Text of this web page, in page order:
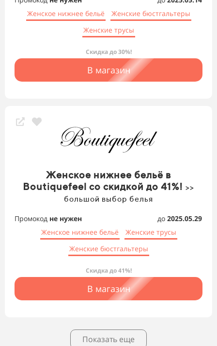
Женское нижнее бельё
Женские бюстгальтеры
Женские трусы
Скидка до 30%!
В магазин
Женское нижнее бельё в
Boutiquefeel со скидкой до 41%! >>
большой выбор белья
Промокод не нужен до 2025.05.29
Женское нижнее бельё
Женские трусы
Женские бюстгальтеры
Скидка до 41%!
В магазин
Показать еще